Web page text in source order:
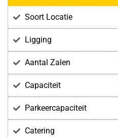
Soort Locatie
Ligging
Aantal Zalen
Capaciteit
Parkeercapaciteit
Catering